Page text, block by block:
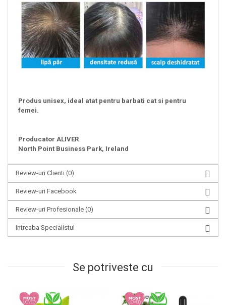
Produs unisex, ideal atat pentru barbati cat si pentru
femei.
Producator ALIVER
North Point Business Park, Ireland
Review-uri Clienti (0)
Review-uri Facebook
Review-uri Profesionale (0)
Intreaba Specialistul
Se potriveste cu